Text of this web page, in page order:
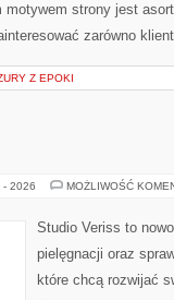
motywem strony jest
zarówno
Z EPOKI
- 2026 MOŻLIWOŚĆ
Studio Veriss to
pielęgnacji oraz
które chcą rozwijać